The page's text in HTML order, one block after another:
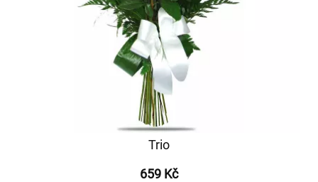
Trio
659 Kč